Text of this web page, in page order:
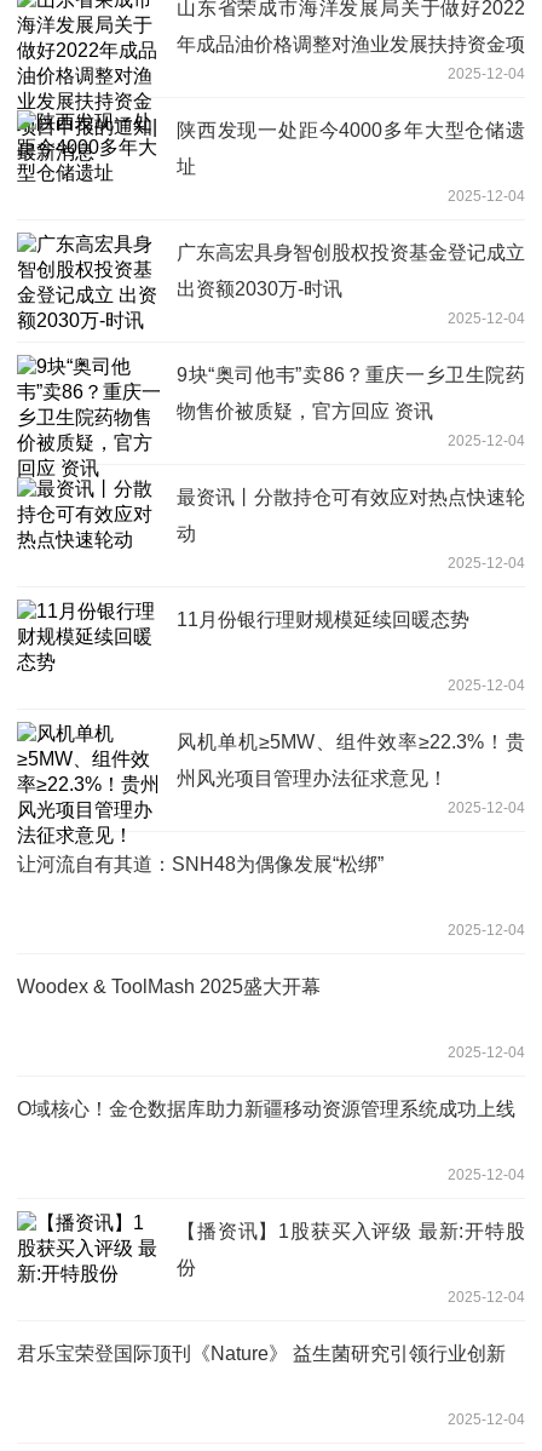
山东省荣成市海洋发展局关于做好2022
年成品油价格调整对渔业发展扶持资金项
2025-12-04
陕西发现一处距今4000多年大型仓储遗
址
2025-12-04
广东高宏具身智创股权投资基金登记成立
出资额2030万-时讯
2025-12-04
9块“奥司他韦”卖86？重庆一乡卫生院药
物售价被质疑，官方回应 资讯
2025-12-04
最资讯丨分散持仓可有效应对热点快速轮
动
2025-12-04
11月份银行理财规模延续回暖态势
2025-12-04
风机单机≥5MW、组件效率≥22.3%！贵
州风光项目管理办法征求意见！
2025-12-04
让河流自有其道：SNH48为偶像发展“松绑”
2025-12-04
Woodex & ToolMash 2025盛大开幕
2025-12-04
O域核心！金仓数据库助力新疆移动资源管理系统成功上线
2025-12-04
【播资讯】1股获买入评级 最新:开特股
份
2025-12-04
君乐宝荣登国际顶刊《Nature》 益生菌研究引领行业创新
2025-12-04